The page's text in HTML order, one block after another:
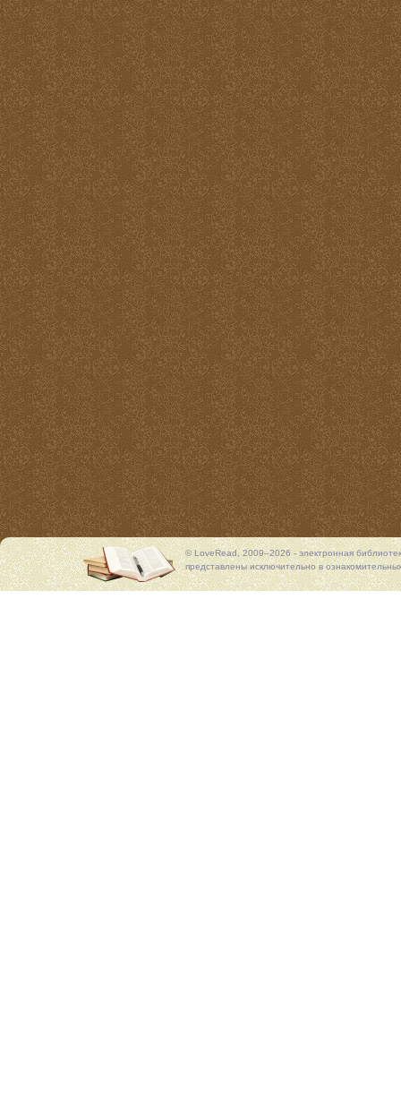
© LoveRead, 2009–2026 - электронная
представлены исключительно в